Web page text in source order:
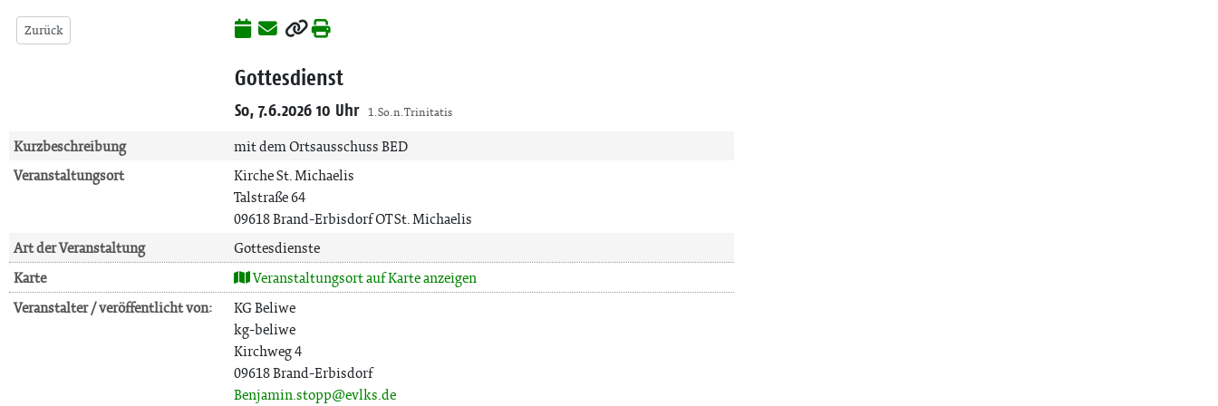
Zurück
Gottesdienst
So, 7.6.2026 10 Uhr 1. So. n. Trinitatis
Kurzbeschreibung
mit dem Ortsausschuss BED
Veranstaltungsort
Kirche St. Michaelis
Talstraße 64
09618 Brand-Erbisdorf OT St. Michaelis
Art der Veranstaltung
Gottesdienste
Karte
Veranstaltungsort auf Karte anzeigen
Veranstalter / veröffentlicht von:
KG Beliwe
kg-beliwe
Kirchweg 4
09618 Brand-Erbisdorf
Benjamin.stopp@evlks.de